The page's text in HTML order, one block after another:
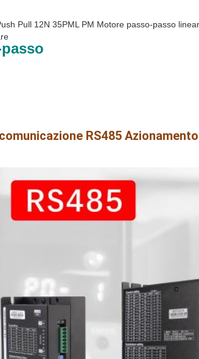
Pull 12N 35PML PM Motore passo-passo
RS485